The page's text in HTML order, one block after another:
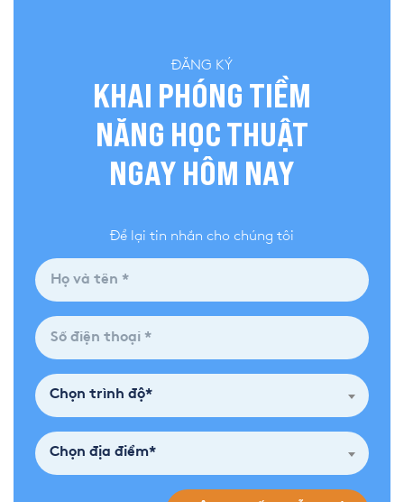
ĐĂNG KÝ
KHAI PHÓNG TIỀM
NĂNG HỌC THUẬT
NGAY HÔM NAY
Để lại tin nhắn cho chúng tôi
Chọn trình độ*
Chọn địa điểm*